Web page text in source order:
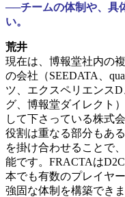
──チームの体制や、具
い。
荒井
現在は、博報堂社内の
の会社（SEEDATA、
ツ、エクスペリエンス
グ、博報堂ダイレクト
して下さっている株式
役割は重なる部分もあ
を掛け合わせることで
能です。FRACTAは
本でも有数のプレイヤ
強固な体制を構築できま